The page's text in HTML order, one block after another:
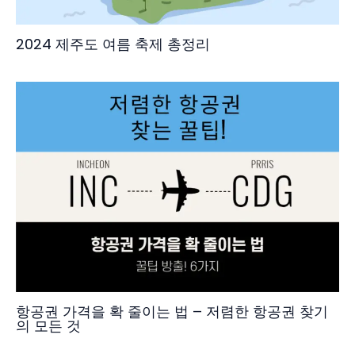
2024 제주도 여름 축제 총정리
항공권 가격을 확 줄이는 법 – 저렴한 항공권 찾기
의 모든 것